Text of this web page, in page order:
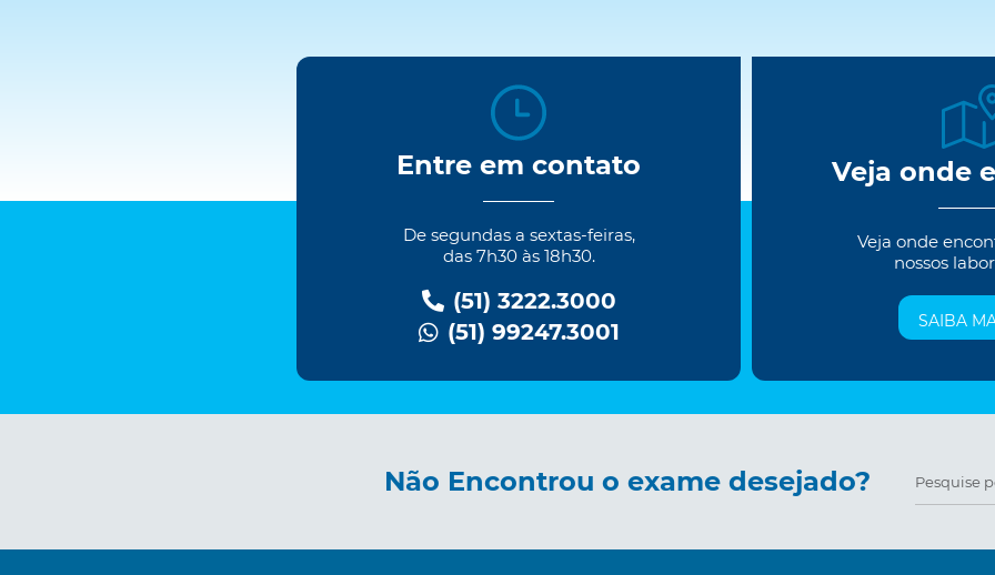
Entre em contato
De segundas a sextas-feiras,
das 7h30 às 18h30.
(51) 3222.3000
(51) 99247.3001
Veja onde
Veja onde
nossos
SAIBA
Não Encontrou o exame desejado?